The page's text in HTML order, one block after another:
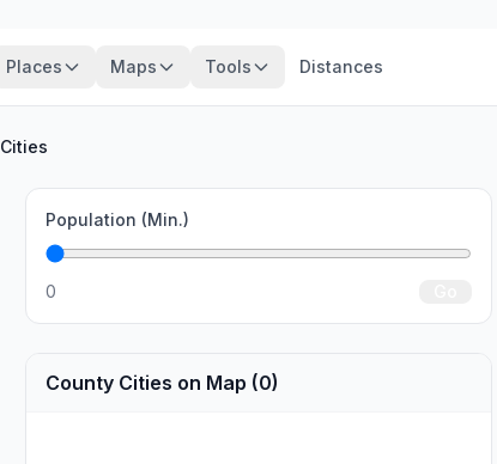
Places Maps Tools Distances
Cities
Population (Min.)
0
County Cities on Map (0)